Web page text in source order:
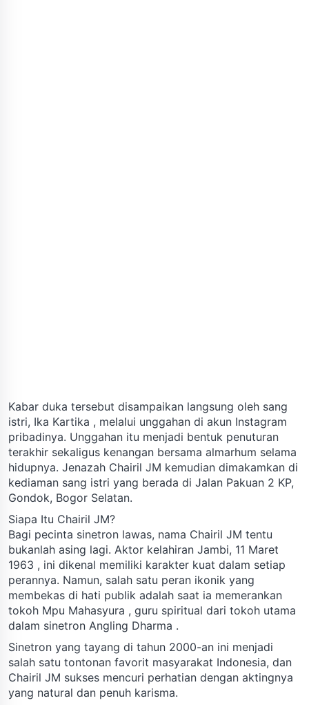
Kabar duka tersebut disampaikan langsung oleh sang
istri, Ika Kartika , melalui unggahan di akun Instagram
pribadinya. Unggahan itu menjadi bentuk penuturan
terakhir sekaligus kenangan bersama almarhum selama
hidupnya. Jenazah Chairil JM kemudian dimakamkan di
kediaman sang istri yang berada di Jalan Pakuan 2 KP,
Gondok, Bogor Selatan.
Siapa Itu Chairil JM?
Bagi pecinta sinetron lawas, nama Chairil JM tentu
bukanlah asing lagi. Aktor kelahiran Jambi, 11 Maret
1963 , ini dikenal memiliki karakter kuat dalam setiap
perannya. Namun, salah satu peran ikonik yang
membekas di hati publik adalah saat ia memerankan
tokoh Mpu Mahasyura , guru spiritual dari tokoh utama
dalam sinetron Angling Dharma .
Sinetron yang tayang di tahun 2000-an ini menjadi
salah satu tontonan favorit masyarakat Indonesia, dan
Chairil JM sukses mencuri perhatian dengan aktingnya
yang natural dan penuh karisma.